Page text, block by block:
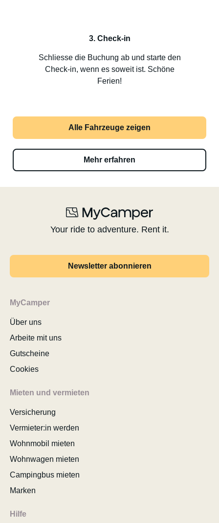
3. Check-in
Schliesse die Buchung ab und starte den
Check-in, wenn es soweit ist. Schöne
Ferien!
Alle Fahrzeuge zeigen
Mehr erfahren
Your ride to adventure. Rent it.
Newsletter abonnieren
MyCamper
Über uns
Arbeite mit uns
Gutscheine
Cookies
Mieten und vermieten
Versicherung
Vermieter:in werden
Wohnmobil mieten
Wohnwagen mieten
Campingbus mieten
Marken
Hilfe